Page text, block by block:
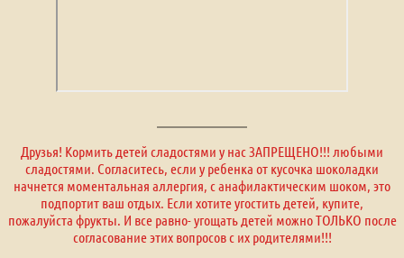
Друзья! Кормить детей сладостями у нас ЗАПРЕЩЕНО!!! любыми
сладостями. Согласитесь, если у ребенка от кусочка шоколадки
начнется моментальная аллергия, с анафилактическим шоком, это
подпортит ваш отдых. Если хотите угостить детей, купите,
пожалуйста фрукты. И все равно- угощать детей можно ТОЛЬКО после
согласование этих вопросов с их родителями!!!